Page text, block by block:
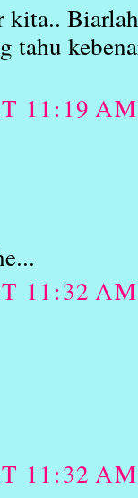
kita..
tahu
11:19 AM
11:32 AM
11:32 AM